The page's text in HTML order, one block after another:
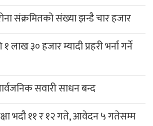
संक्रमितको संख्या झन्डै चार हजार
लाख ३० हजार म्यादी प्रहरी भर्ना गर्ने
सवारी साधन बन्द
भदौ ११ र १२ गते, आवेदन ५ गतेसम्म